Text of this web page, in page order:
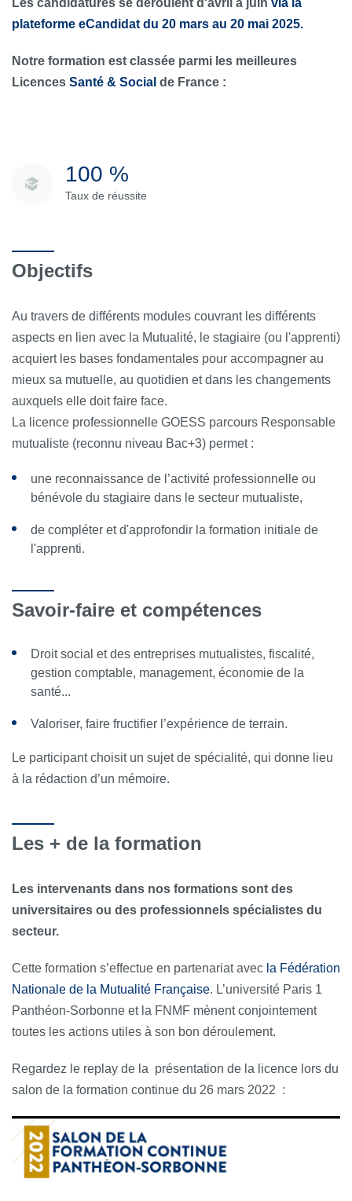
Les candidatures se déroulent d'avril à juin via la
plateforme eCandidat du 20 mars au 20 mai 2025.
Notre formation est classée parmi les meilleures
Licences Santé & Social de France :
100 %
Taux de réussite
Objectifs
Au travers de différents modules couvrant les différents
aspects en lien avec la Mutualité, le stagiaire (ou l'apprenti)
acquiert les bases fondamentales pour accompagner au
mieux sa mutuelle, au quotidien et dans les changements
auxquels elle doit faire face.
La licence professionnelle GOESS parcours Responsable
mutualiste (reconnu niveau Bac+3) permet :
une reconnaissance de l’activité professionnelle ou
bénévole du stagiaire dans le secteur mutualiste,
de compléter et d'approfondir la formation initiale de
l'apprenti.
Savoir-faire et compétences
Droit social et des entreprises mutualistes, fiscalité,
gestion comptable, management, économie de la
santé...
Valoriser, faire fructifier l’expérience de terrain.
Le participant choisit un sujet de spécialité, qui donne lieu
à la rédaction d’un mémoire.
Les + de la formation
Les intervenants dans nos formations sont des
universitaires ou des professionnels spécialistes du
secteur.
Cette formation s’effectue en partenariat avec la Fédération
Nationale de la Mutualité Française. L’université Paris 1
Panthéon-Sorbonne et la FNMF mènent conjointement
toutes les actions utiles à son bon déroulement.
Regardez le replay de la présentation de la licence lors du
salon de la formation continue du 26 mars 2022 :